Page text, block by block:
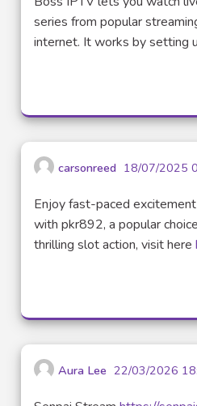
series from popular
internet. It works by setting
carsonreed 18/07/2025
Enjoy fast-paced
with pkr892, a popular
thrilling slot action, visit here
Aura Lee 22/03/2026